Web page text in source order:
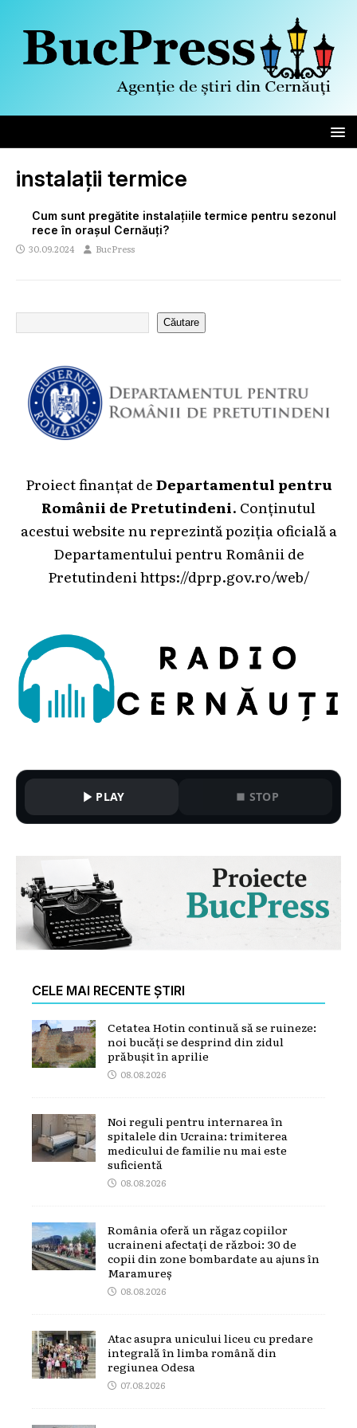
instalații termice
Cum sunt pregătite instalațiile termice pentru sezonul
rece în orașul Cernăuți?
30.09.2024 BucPress
Căutare
Proiect finanțat deDepartamentul pentru
Românii de Pretutindeni. Conținutul
acestui website nu reprezintă poziția oficială a
Departamentului pentru Românii de
Pretutindeni https://dprp.gov.ro/web/
PLAY STOP
CELE MAI RECENTE ȘTIRI
Cetatea Hotin continuă să se ruineze:
noi bucăți se desprind din zidul
prăbușit în aprilie
08.08.2026
Noi reguli pentru internarea în
spitalele din Ucraina: trimiterea
medicului de familie nu mai este
suficientă
08.08.2026
România oferă un răgaz copiilor
ucraineni afectați de război: 30 de
copii din zone bombardate au ajuns în
Maramureș
08.08.2026
Atac asupra unicului liceu cu predare
integrală în limba română din
regiunea Odesa
07.08.2026